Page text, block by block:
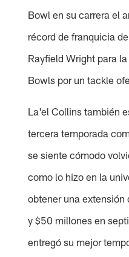
Bowl en su carrera el
récord de franquicia
Rayfield Wright para
Bowls por un tackle
La'el Collins también
tercera temporada
se siente cómodo
como lo hizo en la
obtener una
y $50 millones en
entregó su mejor